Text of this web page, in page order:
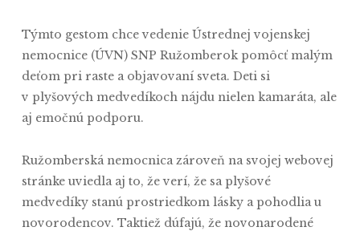
Týmto gestom chce vedenie Ústrednej vojenskej
nemocnice (ÚVN) SNP Ružomberok pomôcť malým
deťom pri raste a objavovaní sveta. Deti si
v plyšových medvedíkoch nájdu nielen kamaráta, ale
aj emočnú podporu.
Ružomberská nemocnica zároveň na svojej webovej
stránke uviedla aj to, že verí, že sa plyšové
medvedíky stanú prostriedkom lásky a pohodlia u
novorodencov. Taktiež dúfajú, že novonarodené